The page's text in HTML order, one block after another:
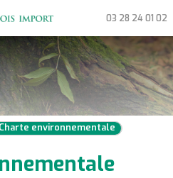
03 28 24 01 02
Charte environnementale